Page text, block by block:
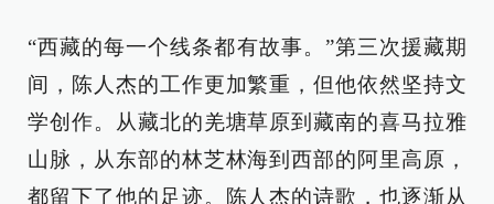
“西藏的每一个线条都有故事。”第三次援藏期
间，陈人杰的工作更加繁重，但他依然坚持文
学创作。从藏北的羌塘草原到藏南的喜马拉雅
山脉，从东部的林芝林海到西部的阿里高原，
都留下了他的足迹。陈人杰的诗歌，也逐渐从